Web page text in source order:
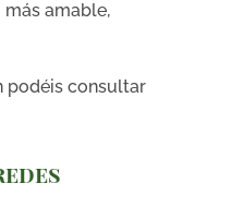
amable,
podéis consultar